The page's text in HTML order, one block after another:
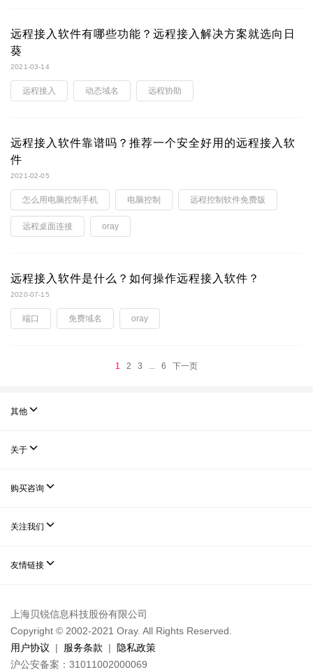
远程接入软件有哪些功能？远程接入解决方案就选向日
葵
2021-03-14
远程接入 动态域名 远程协助
远程接入软件靠谱吗？推荐一个安全好用的远程接入软
件
2021-02-05
怎么用电脑控制手机 电脑控制 远程控制软件免费版
远程桌面连接 oray
远程接入软件是什么？如何操作远程接入软件？
2020-07-15
端口 免费域名 oray
1 2 3 ... 6 下一页
其他 
关于 
购买咨询 
关注我们 
友情链接 
上海贝锐信息科技股份有限公司
Copyright © 2002-2021 Oray. All Rights Reserved.
用户协议 | 服务条款 |
隐私政策
沪公安备案：31011002000069